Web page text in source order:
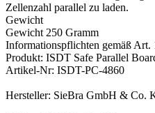
Zellenzahl parallel zu laden.
Gewicht
Gewicht 250 Gramm
Informationspflichten gemäß Art.
Produkt: ISDT Safe Parallel
Artikel-Nr: ISDT-PC-4860
Hersteller: SieBra GmbH & Co.